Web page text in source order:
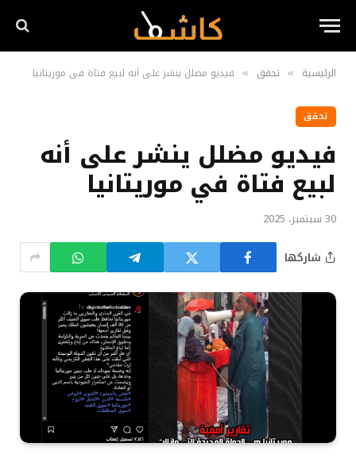
الرئيسية » تحقق » فيديو مضلل ينشر على أنه لبيع فتاة في موريتانيا
تحقق
فيديو مضلل ينشر على أنه
لبيع فتاة في موريتانيا
30 سبتمبر، 2025
شاركها